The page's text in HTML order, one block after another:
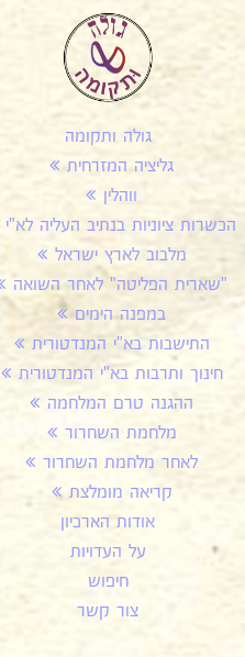
גולה ותקומה
גליציה המזרחית
ווהלין
הכשרות ציוניות בנתיב העליה לא"י
מלבוב לארץ ישראל
"שארית הפליטה" לאחר השואה
במפנה הימים
התישבות בא"י המנדטורית
חינוך ותרבות בא"י המנדטורית
ההגנה טרם המלחמה
מלחמת השחרור
לאחר מלחמת השחרור
קריאה מומלצת
אודות הארכיון
על העדויות
חיפוש
צור קשר